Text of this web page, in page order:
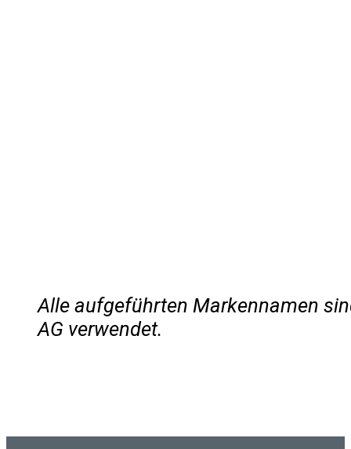
Alle aufgeführten Markennamen
AG verwendet.